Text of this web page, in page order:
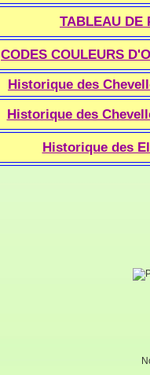
TABLEAU DE
CODES COULEURS
Historique des
Historique des
Historique des